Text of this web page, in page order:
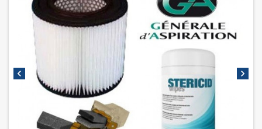
chevron_left chevron_right